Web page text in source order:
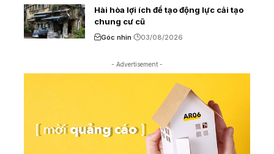
Hài hòa lợi ích để tạo động lực cải tạo
chung cư cũ
Góc nhìn 03/08/2026
- Advertisement -